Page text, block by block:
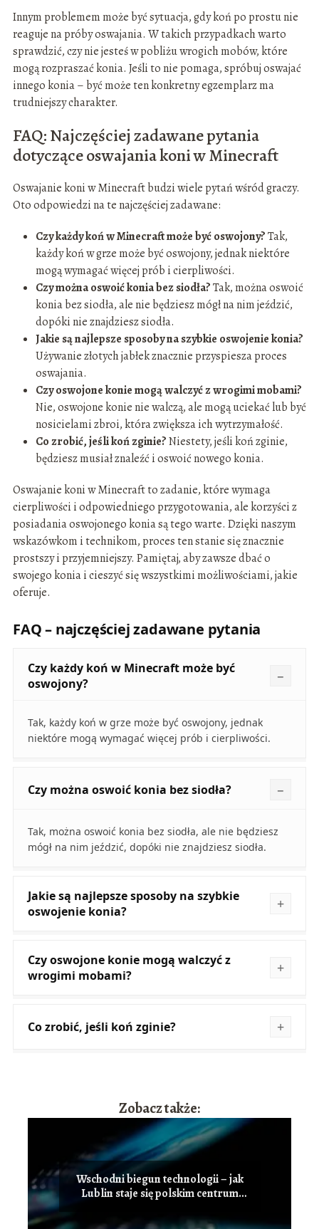
Innym problemem może być sytuacja, gdy koń po prostu nie
reaguje na próby oswajania. W takich przypadkach warto
sprawdzić, czy nie jesteś w pobliżu wrogich mobów, które
mogą rozpraszać konia. Jeśli to nie pomaga, spróbuj oswajać
innego konia – być może ten konkretny egzemplarz ma
trudniejszy charakter.
FAQ: Najczęściej zadawane pytania
dotyczące oswajania koni w Minecraft
Oswajanie koni w Minecraft budzi wiele pytań wśród graczy.
Oto odpowiedzi na te najczęściej zadawane:
Czy każdy koń w Minecraft może być oswojony?Tak,
każdy koń w grze może być oswojony, jednak niektóre
mogą wymagać więcej prób i cierpliwości.
Czy można oswoić konia bez siodła?Tak, można oswoić
konia bez siodła, ale nie będziesz mógł na nim jeździć,
dopóki nie znajdziesz siodła.
Jakie są najlepsze sposoby na szybkie oswojenie konia?
Używanie złotych jabłek znacznie przyspiesza proces
oswajania.
Czy oswojone konie mogą walczyć z wrogimi mobami?
Nie, oswojone konie nie walczą, ale mogą uciekać lub być
nosicielami zbroi, która zwiększa ich wytrzymałość.
Co zrobić, jeśli koń zginie?Niestety, jeśli koń zginie,
będziesz musiał znaleźć i oswoić nowego konia.
Oswajanie koni w Minecraft to zadanie, które wymaga
cierpliwości i odpowiedniego przygotowania, ale korzyści z
posiadania oswojonego konia są tego warte. Dzięki naszym
wskazówkom i technikom, proces ten stanie się znacznie
prostszy i przyjemniejszy. Pamiętaj, aby zawsze dbać o
swojego konia i cieszyć się wszystkimi możliwościami, jakie
oferuje.
FAQ – najczęściej zadawane pytania
Czy każdy koń w Minecraft może być
oswojony?
Tak, każdy koń w grze może być oswojony, jednak
niektóre mogą wymagać więcej prób i cierpliwości.
Czy można oswoić konia bez siodła?
Tak, można oswoić konia bez siodła, ale nie będziesz
mógł na nim jeździć, dopóki nie znajdziesz siodła.
Jakie są najlepsze sposoby na szybkie
oswojenie konia?
Czy oswojone konie mogą walczyć z
wrogimi mobami?
Co zrobić, jeśli koń zginie?
Zobacz także:
Wschodni biegun technologii – jak
Lublin staje się polskim centrum